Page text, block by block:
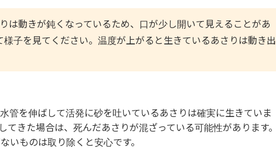
は動きが鈍くなっているため、口が少し開いて見えることがあ
子を見てください。温度が上がると生きているあさりは動き出
管を伸ばして活発に砂を吐いているあさりは確実に生きていま
てきた場合は、死んだあさりが混ざっている可能性があります。
いものは取り除くと安心です。